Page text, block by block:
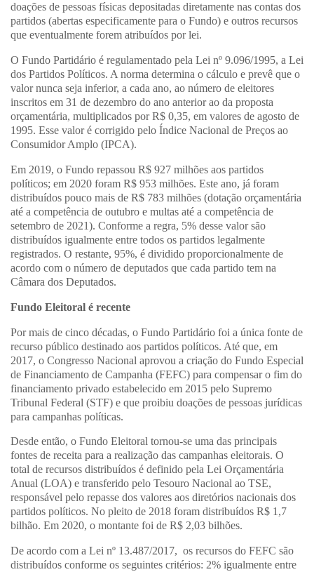
doações de pessoas físicas depositadas diretamente nas contas dos
partidos (abertas especificamente para o Fundo) e outros recursos
que eventualmente forem atribuídos por lei.
O Fundo Partidário é regulamentado pela Lei nº 9.096/1995, a Lei
dos Partidos Políticos. A norma determina o cálculo e prevê que o
valor nunca seja inferior, a cada ano, ao número de eleitores
inscritos em 31 de dezembro do ano anterior ao da proposta
orçamentária, multiplicados por R$ 0,35, em valores de agosto de
1995. Esse valor é corrigido pelo Índice Nacional de Preços ao
Consumidor Amplo (IPCA).
Em 2019, o Fundo repassou R$ 927 milhões aos partidos
políticos; em 2020 foram R$ 953 milhões. Este ano, já foram
distribuídos pouco mais de R$ 783 milhões (dotação orçamentária
até a competência de outubro e multas até a competência de
setembro de 2021). Conforme a regra, 5% desse valor são
distribuídos igualmente entre todos os partidos legalmente
registrados. O restante, 95%, é dividido proporcionalmente de
acordo com o número de deputados que cada partido tem na
Câmara dos Deputados.
Fundo Eleitoral é recente
Por mais de cinco décadas, o Fundo Partidário foi a única fonte de
recurso público destinado aos partidos políticos. Até que, em
2017, o Congresso Nacional aprovou a criação do Fundo Especial
de Financiamento de Campanha (FEFC) para compensar o fim do
financiamento privado estabelecido em 2015 pelo Supremo
Tribunal Federal (STF) e que proibiu doações de pessoas jurídicas
para campanhas políticas.
Desde então, o Fundo Eleitoral tornou-se uma das principais
fontes de receita para a realização das campanhas eleitorais. O
total de recursos distribuídos é definido pela Lei Orçamentária
Anual (LOA) e transferido pelo Tesouro Nacional ao TSE,
responsável pelo repasse dos valores aos diretórios nacionais dos
partidos políticos. No pleito de 2018 foram distribuídos R$ 1,7
bilhão. Em 2020, o montante foi de R$ 2,03 bilhões.
De acordo com a Lei nº 13.487/2017, os recursos do FEFC são
distribuídos conforme os seguintes critérios: 2% igualmente entre